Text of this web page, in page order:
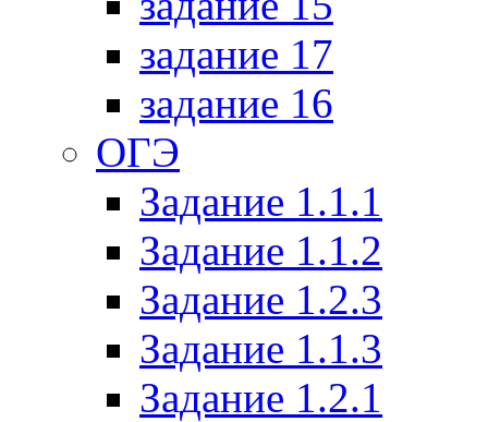
задание 17
задание 16
ОГЭ
Задание 1.1.1
Задание 1.1.2
Задание 1.2.3
Задание 1.1.3
Задание 1.2.1